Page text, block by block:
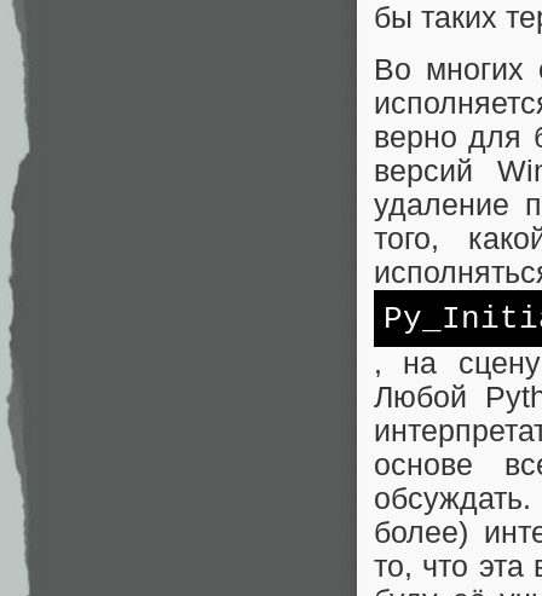
бы таких
Во многих
верно для
версий
удаление
того,
, на сцену
Любой
основе
более)
то, что эта